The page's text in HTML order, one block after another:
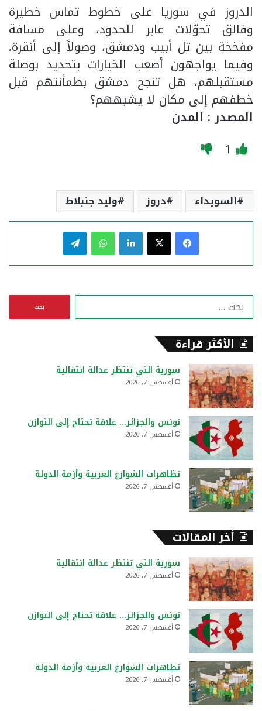
الدروز في سوريا على خطوط تماس خطيرة
وفالق تحوّلات عابر للحدود، وعلى مسافة
مفخخة بين تل أبيب ودمشق، وصولاً إلى أنقرة.
وفيما يواجهون أصعب الخيارات بتحديد بوصلة
مستقبلهم، هل تنجح دمشق بطمأنتهم قبل
خطفهم إلى مكان لا يشبههم؟
المصدر : المدن
1
السويداء دروز وليد جنبلاط
فيسبوك لينكدإن واتساب
ن
الأكثر قراءة
سورية التي تنتظر عدالة انتقالية
أغسطس 7, 2026
تونس والجزائر… علاقة تحتاج إلى التوازن
أغسطس 7, 2026
تظاهرات الشوارع العربية وأزمة الدولة
أغسطس 7, 2026
أخر المقالات
سورية التي تنتظر عدالة انتقالية
أغسطس 7, 2026
تونس والجزائر… علاقة تحتاج إلى التوازن
أغسطس 7, 2026
تظاهرات الشوارع العربية وأزمة الدولة
أغسطس 7, 2026